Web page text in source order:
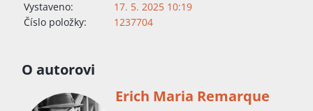
Vystaveno:
17. 5. 2025 10:19
Číslo položky:
1237704
O autorovi
Erich Maria Remarque